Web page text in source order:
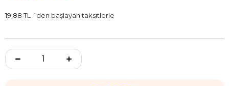
19,88 TL `den başlayan taksitlerle